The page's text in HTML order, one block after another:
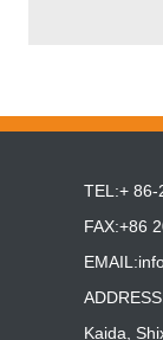
TEL:+
FAX:+86
EMAIL:
Kaida,